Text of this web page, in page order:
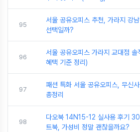
95
서울 공유오피스 추천, 가라지 강
선택일까?
96
서울 공유오피스 가라지 교대점
혜택 기준 정리)
97
패션 특화 서울 공유오피스, 무신
총정리
98
다오북 14N15-12 실사용 후기
트북, 가성비 정말 괜찮을까요?